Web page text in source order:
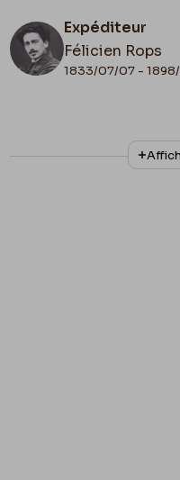
Expéditeur
Félicien Rops
1833/07/07 -
N° d'inventaire
III/215/7/18